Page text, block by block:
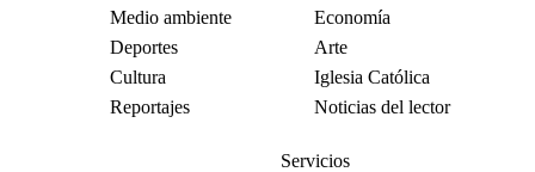
Medio ambiente
Economía
Deportes
Arte
Cultura
Iglesia Católica
Reportajes
Noticias del lector
Servicios